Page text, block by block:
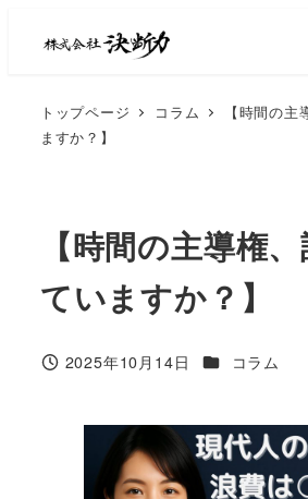
トップページ コラム
【時間の
ますか？】
【時間の主導権
ていますか？】
2025年10月14日 コラム